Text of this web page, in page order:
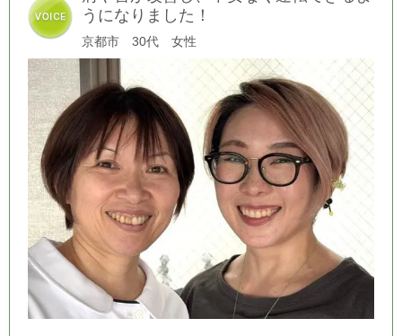
うになりました！
京都市 30代 女性